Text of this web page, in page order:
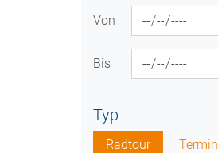
Von
Bis
Typ
Radtour Termin